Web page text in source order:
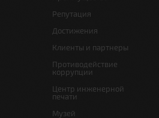
Репутация
Достижения
Клиенты и партнеры
Противодействие
коррупции
Центр инженерной
печати
Музей